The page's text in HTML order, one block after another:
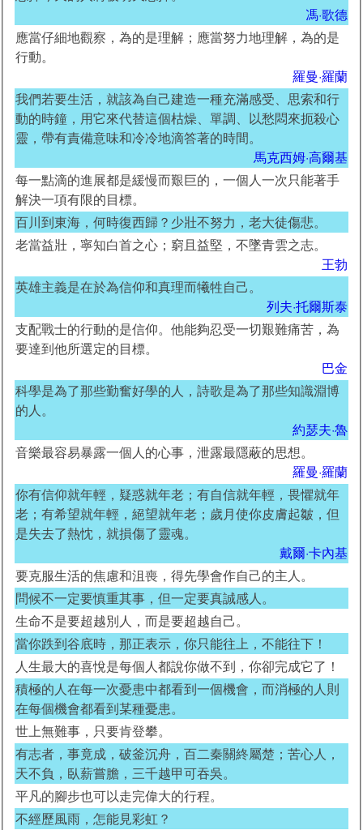
馮·歌德
應當仔細地觀察，為的是理解；應當努力地理解，為的是
行動。
羅曼·羅蘭
我們若要生活，就該為自己建造一種充滿感受、思索和行
動的時鐘，用它來代替這個枯燥、單調、以愁悶來扼殺心
靈，帶有責備意味和冷冷地滴答著的時間。
馬克西姆·高爾基
每一點滴的進展都是緩慢而艱巨的，一個人一次只能著手
解決一項有限的目標。
百川到東海，何時復西歸？少壯不努力，老大徒傷悲。
老當益壯，寧知白首之心；窮且益堅，不墜青雲之志。
王勃
英雄主義是在於為信仰和真理而犧牲自己。
列夫·托爾斯泰
支配戰士的行動的是信仰。他能夠忍受一切艱難痛苦，為
要達到他所選定的目標。
巴金
科學是為了那些勤奮好學的人，詩歌是為了那些知識淵博
的人。
約瑟夫·魯
音樂最容易暴露一個人的心事，泄露最隱蔽的思想。
羅曼·羅蘭
你有信仰就年輕，疑惑就年老；有自信就年輕，畏懼就年
老；有希望就年輕，絕望就年老；歲月使你皮膚起皺，但
是失去了熱忱，就損傷了靈魂。
戴爾·卡內基
要克服生活的焦慮和沮喪，得先學會作自己的主人。
問候不一定要慎重其事，但一定要真誠感人。
生命不是要超越別人，而是要超越自己。
當你跌到谷底時，那正表示，你只能往上，不能往下！
人生最大的喜悅是每個人都說你做不到，你卻完成它了！
積極的人在每一次憂患中都看到一個機會，而消極的人則
在每個機會都看到某種憂患。
世上無難事，只要肯登攀。
有志者，事竟成，破釜沉舟，百二秦關終屬楚；苦心人，
天不負，臥薪嘗膽，三千越甲可吞吳。
平凡的腳步也可以走完偉大的行程。
不經歷風雨，怎能見彩虹？